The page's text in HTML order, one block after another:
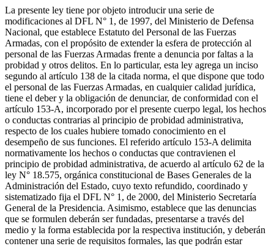
La presente ley tiene por objeto introducir una serie de
modificaciones al DFL N° 1, de 1997, del Ministerio de Defensa
Nacional, que establece Estatuto del Personal de las Fuerzas
Armadas, con el propósito de extender la esfera de protección al
personal de las Fuerzas Armadas frente a denuncia por faltas a la
probidad y otros delitos. En lo particular, esta ley agrega un inciso
segundo al artículo 138 de la citada norma, el que dispone que todo
el personal de las Fuerzas Armadas, en cualquier calidad jurídica,
tiene el deber y la obligación de denunciar, de conformidad con el
artículo 153-A, incorporado por el presente cuerpo legal, los hechos
o conductas contrarias al principio de probidad administrativa,
respecto de los cuales hubiere tomado conocimiento en el
desempeño de sus funciones. El referido artículo 153-A delimita
normativamente los hechos o conductas que contravienen el
principio de probidad administrativa, de acuerdo al artículo 62 de la
ley N° 18.575, orgánica constitucional de Bases Generales de la
Administración del Estado, cuyo texto refundido, coordinado y
sistematizado fija el DFL N° 1, de 2000, del Ministerio Secretaría
General de la Presidencia. Asimismo, establece que las denuncias
que se formulen deberán ser fundadas, presentarse a través del
medio y la forma establecida por la respectiva institución, y deberán
contener una serie de requisitos formales, las que podrán estar